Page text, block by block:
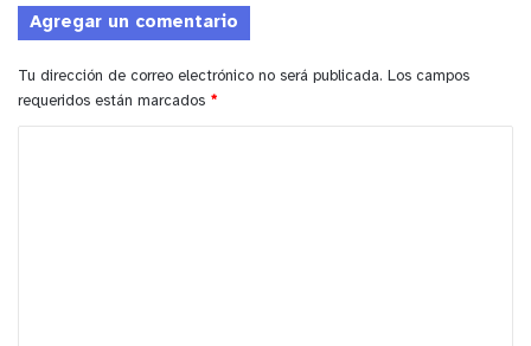
Agregar un comentario
Tu dirección de correo electrónico no será publicada. Los campos
requeridos están marcados *